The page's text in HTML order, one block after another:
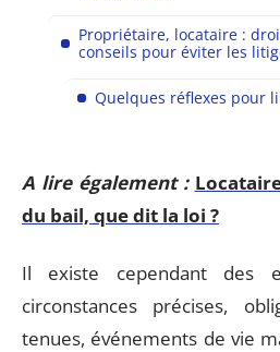
Propriétaire, locataire :
conseils pour éviter les
Quelques réflexes pour
A lire également :
du bail, que dit la loi ?
Il existe cependant des
circonstances précises,
tenues, événements de vie